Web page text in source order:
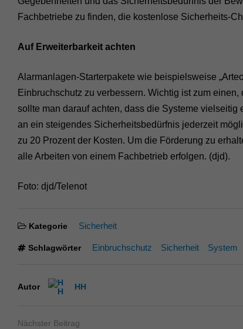
Fachbetriebe zu finden, die kostenlose Sicherheits-
Auf Erweiterbarkeit achten
Alarmanlagen-Starterpakete wie beispielsweise
Einbruchschutz zu verbessern. Wichtig ist zum
sollte man darauf achten, dass die Systeme
an ein steigendes Sicherheitsbedürfnis jederzeit
zu 20 Prozent der Kosten. Um die Förderung zu
alle Arbeiten von einem Fachbetrieb erfolgen. (djd).
Foto: djd/Telenot
Kategorie Sicherheit
Schlagwörter Einbruchschutz Sicherheit System
Autor HH
Nächster Beitrag